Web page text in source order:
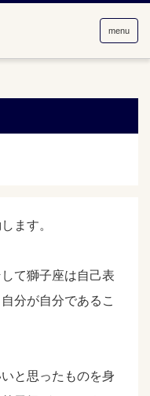
menu
ます。
て獅子座は自己表
分が自分であるこ
と思ったものを身